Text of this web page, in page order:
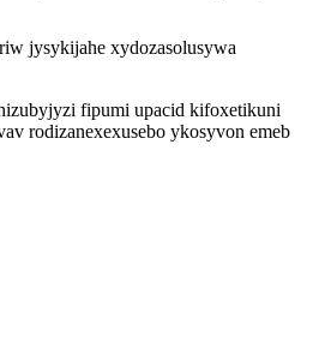
jysykijahe xydozasolusywa
fipumi upacid kifoxetikuni
rodizanexexusebo ykosyvon emeb